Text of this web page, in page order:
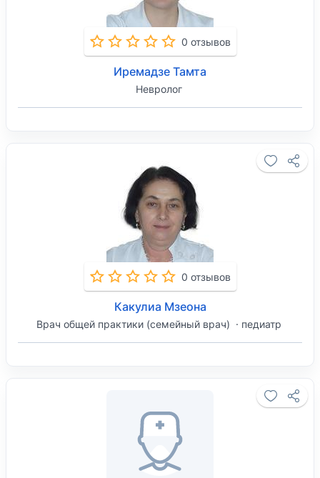
0 отзывов
Иремадзе Тамта
Невролог
0 отзывов
Какулиа Мзеона
Врач общей практики (семейный врач) педиатр